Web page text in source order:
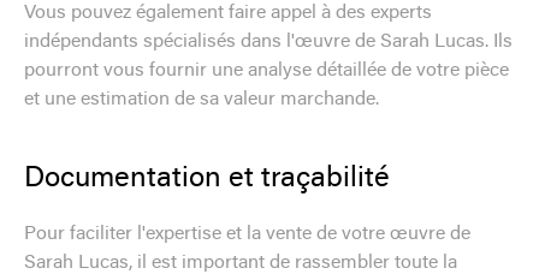
Vous pouvez également faire appel à des experts
indépendants spécialisés dans l'œuvre de Sarah Lucas. Ils
pourront vous fournir une analyse détaillée de votre pièce
et une estimation de sa valeur marchande.
Documentation et traçabilité
Pour faciliter l'expertise et la vente de votre œuvre de
Sarah Lucas, il est important de rassembler toute la